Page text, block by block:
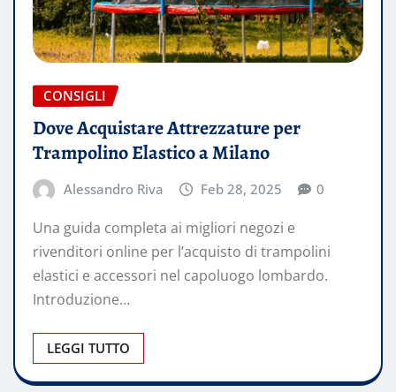
CONSIGLI
Dove Acquistare Attrezzature per
Trampolino Elastico a Milano
Alessandro Riva Feb 28, 2025 0
Una guida completa ai migliori negozi e
rivenditori online per l’acquisto di trampolini
elastici e accessori nel capoluogo lombardo.
Introduzione…
LEGGI TUTTO